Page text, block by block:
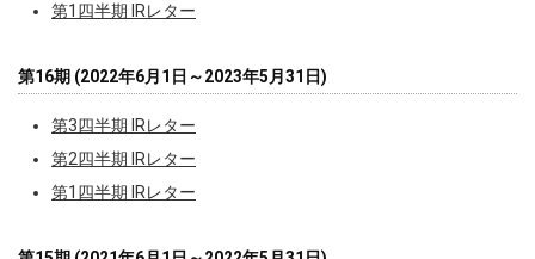
第1四半期 IRレター
第16期 (2022年6月1日～2023年5月31日)
第3四半期 IRレター
第2四半期 IRレター
第1四半期 IRレター